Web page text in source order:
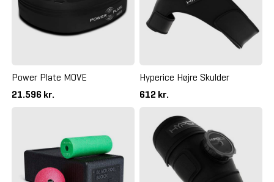
Power Plate MOVE
21.596 kr.
Hyperice Højre Skulder
612 kr.